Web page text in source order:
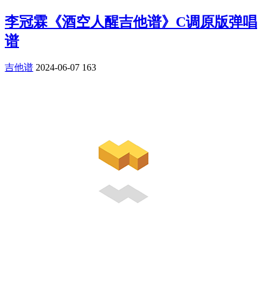
李冠霖《酒空人醒吉他谱》C调原版弹唱
谱
吉他谱 2024-06-07 163